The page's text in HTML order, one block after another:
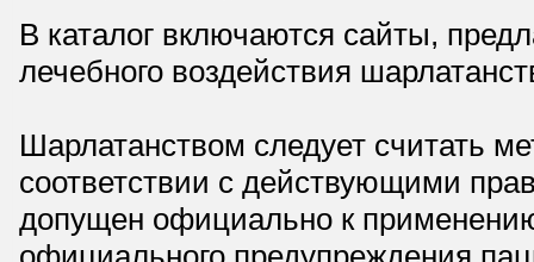
В каталог включаются сайты,
лечебного воздействия
Шарлатанством следует считать
соответствии с действующими
допущен официально к